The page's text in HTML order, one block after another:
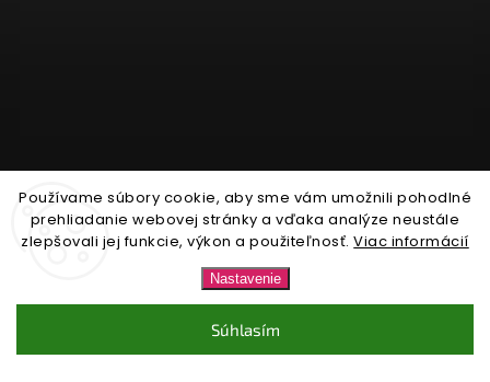
Používame súbory cookie, aby sme vám umožnili pohodlné
prehliadanie webovej stránky a vďaka analýze neustále
zlepšovali jej funkcie, výkon a použiteľnosť.Viac informácií
Nastavenie
Súhlasím
Sledovať na Instagrame
Nonari.sk. Všetky práva vyhradené.
Upraviť nastavenie cookies
Shoptet| Design